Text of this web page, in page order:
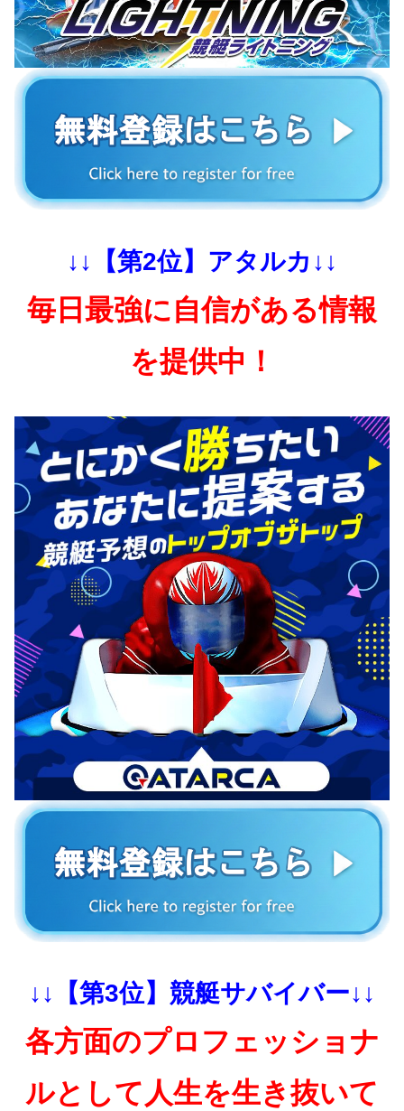
↓↓【第2位】アタルカ↓↓
毎日最強に自信がある情報
を提供中！
↓↓【第3位】競艇サバイバー↓↓
各方面のプロフェッショナ
ルとして人生を生き抜いて